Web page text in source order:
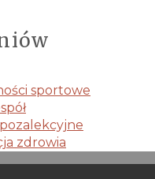
sportowe
zdrowia